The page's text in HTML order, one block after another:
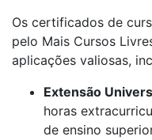
Os certificados de
pelo Mais Cursos
aplicações valiosas,
Extensão
horas
de ensino